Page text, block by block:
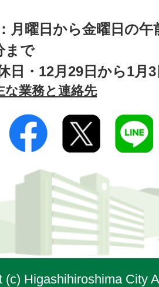
月曜日から金曜日の午
まで
日・12月29日から1月
な業務と連絡先
(c) Higashihiroshima City